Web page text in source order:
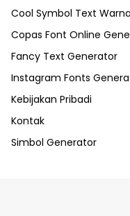
Cool Symbol Text
Copas Font Online
Fancy Text Generator
Instagram Fonts
Kebijakan Pribadi
Kontak
Simbol Generator